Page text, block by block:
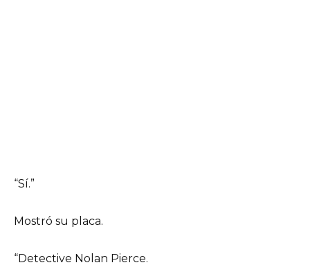
“Sí.”
Mostró su placa.
“Detective Nolan Pierce.